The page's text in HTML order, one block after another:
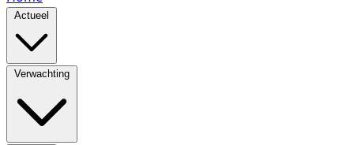
Actueel
Verwachting